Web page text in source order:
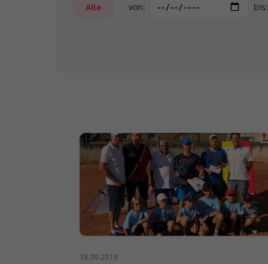
Alle von: bis:
18.09.2019